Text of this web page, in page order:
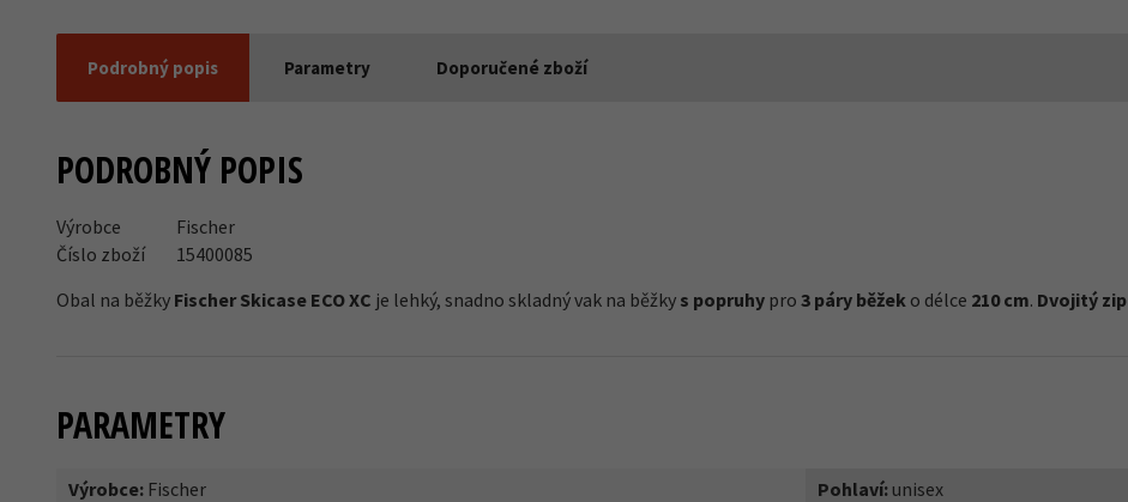
Podrobný popis Parametry Doporučené zboží
PODROBNÝ POPIS
Výrobce
Fischer
Číslo zboží
15400085
Obal na běžky Fischer Skicase ECO XC je lehký, snadno skladný vak na běžky s popruhy pro 3 páry běžek o délce 210 cm. Dvojitý zip
PARAMETRY
Výrobce: Fischer Pohlaví: unisex